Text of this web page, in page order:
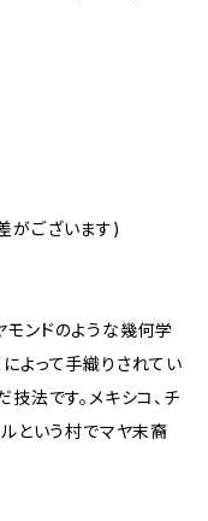
がございます)
ンドのような幾何学
よって手織りされてい
技法です。メキシコ、チ
ルという村でマヤ末裔